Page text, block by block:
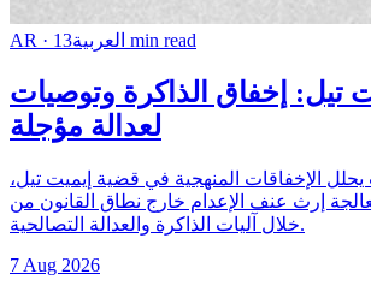
AR · العربية13 min read
تيل: إخفاق الذاكرة وتوصيات
لعدالة مؤجلة
الإخفاقات المنهجية في قضية إيميت تيل،
إرث عنف الإعدام خارج نطاق القانون من
خلال آليات الذاكرة والعدالة التصالحية.
7 Aug 2026